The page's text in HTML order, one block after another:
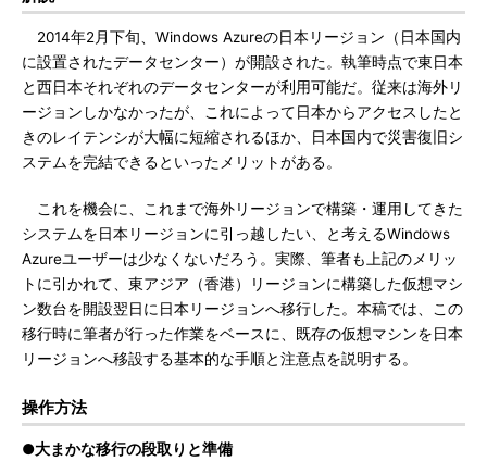
2014年2月下旬、Windows Azureの日本リージョン（日本国内
に設置されたデータセンター）が開設された。執筆時点で東日本
と西日本それぞれのデータセンターが利用可能だ。従来は海外リ
ージョンしかなかったが、これによって日本からアクセスしたと
きのレイテンシが大幅に短縮されるほか、日本国内で災害復旧シ
ステムを完結できるといったメリットがある。
これを機会に、これまで海外リージョンで構築・運用してきた
システムを日本リージョンに引っ越したい、と考えるWindows
Azureユーザーは少なくないだろう。実際、筆者も上記のメリッ
トに引かれて、東アジア（香港）リージョンに構築した仮想マシ
ン数台を開設翌日に日本リージョンへ移行した。本稿では、この
移行時に筆者が行った作業をベースに、既存の仮想マシンを日本
リージョンへ移設する基本的な手順と注意点を説明する。
操作方法
●大まかな移行の段取りと準備